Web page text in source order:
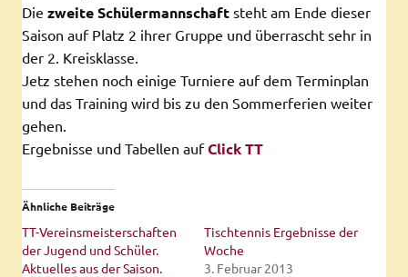
Die zweite Schülermannschaft steht am Ende dieser
Saison auf Platz 2 ihrer Gruppe und überrascht sehr in
der 2. Kreisklasse.
Jetz stehen noch einige Turniere auf dem Terminplan
und das Training wird bis zu den Sommerferien weiter
gehen.
Ergebnisse und Tabellen aufClick TT
Ähnliche Beiträge
TT-Vereinsmeisterschaften
der Jugend und Schüler.
Aktuelles aus der Saison.
Tischtennis Ergebnisse der
Woche
3. Februar 2013